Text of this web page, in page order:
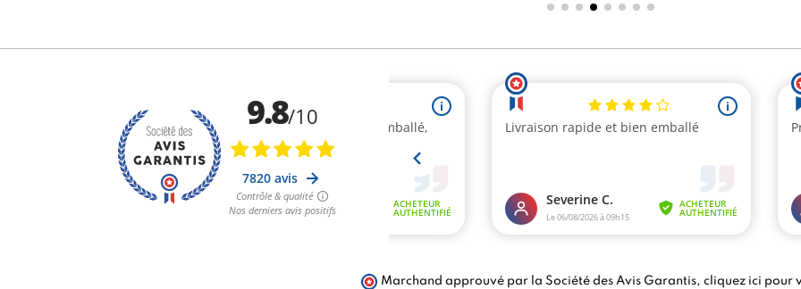
Marchand approuvé par la Société des Avis Garantis, cliquez ici pour